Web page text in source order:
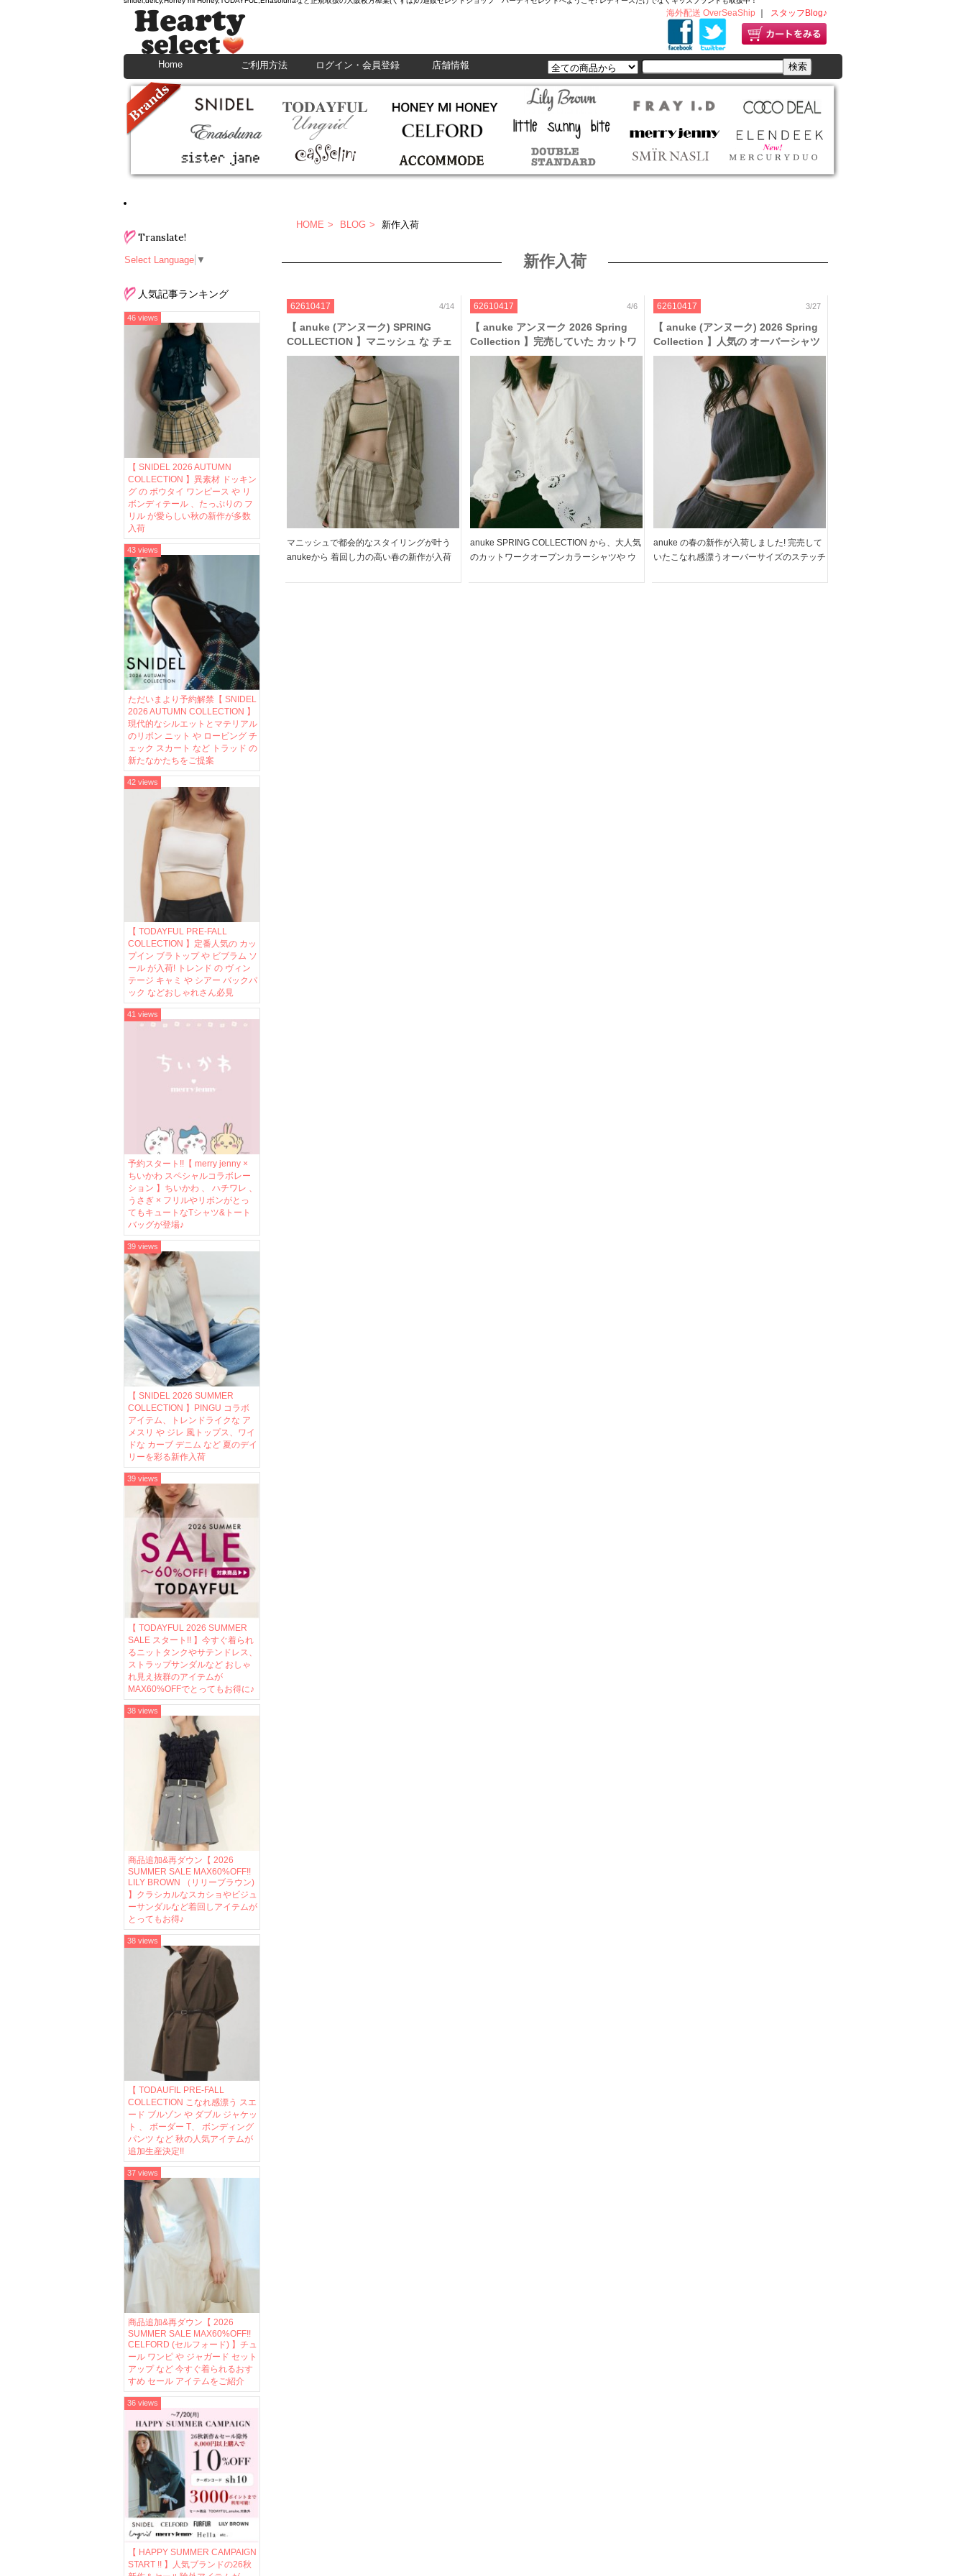
海外配送 OverSeaShip スタッフBlog♪
Home ご利用方法 ログイン・会員登録 店舗情報
Translate!
Select Language ▼
人気記事ランキング
【 SNIDEL 2026 AUTUMN
COLLECTION 】異素材 ドッキン
グ の ボウタイ ワンピース や リ
ボンディテール 、たっぷりの フ
リル が愛らしい秋の新作が多数
入荷
46 views
ただいまより予約解禁【 SNIDEL
2026 AUTUMN COLLECTION 】
現代的なシルエットとマテリアル
のリボン ニット や ロービング チ
ェック スカート など トラッド の
新たなかたちをご提案
43 views
【 TODAYFUL PRE-FALL
COLLECTION 】定番人気の カッ
プイン ブラトップ や ビブラム ソ
ール が入荷! トレンド の ヴィン
テージ キャミ や シアー バックパ
ック などおしゃれさん必見
42 views
予約スタート!!【 merry jenny ×
ちいかわ スペシャルコラボレー
ション 】ちいかわ 、 ハチワレ 、
うさぎ × フリルやリボンがとっ
てもキュートなTシャツ&トート
バッグが登場♪
41 views
【 SNIDEL 2026 SUMMER
COLLECTION 】PINGU コラボ
アイテム、トレンドライクな ア
メスリ や ジレ 風トップス、ワイ
ドな カーブ デニム など 夏のデイ
リーを彩る新作入荷
39 views
【 TODAYFUL 2026 SUMMER
SALE スタート!! 】今すぐ着られ
るニットタンクやサテンドレス、
ストラップサンダルなど おしゃ
れ見え抜群のアイテムが
MAX60%OFFでとってもお得に♪
39 views
商品追加&再ダウン【 2026
SUMMER SALE MAX60%OFF!!
LILY BROWN （リリーブラウン)
】クラシカルなスカショやビジュ
ーサンダルなど着回しアイテムが
とってもお得♪
38 views
【 TODAUFIL PRE-FALL
COLLECTION こなれ感漂う スエ
ード ブルゾン や ダブル ジャケッ
ト 、 ボーダー T、 ボンディング
パンツ など 秋の人気アイテムが
追加生産決定!!
38 views
商品追加&再ダウン【 2026
SUMMER SALE MAX60%OFF!!
CELFORD (セルフォード) 】チュ
ール ワンピ や ジャガード セット
アップ など 今すぐ着られるおす
すめ セール アイテムをご紹介
37 views
【 HAPPY SUMMER CAMPAIGN
START !! 】人気ブランドの26秋
36 views
HOME BLOG 新作入荷
新作入荷
62610417 4/14
【 anuke (アンヌーク) SPRING
COLLECTION 】マニッシュ な チェ
ック柄 セットアップ や シアー感がお
しゃれな オーバー Tシャツ、リネン
シリーズなど新作をご紹介♪
マニッシュで都会的なスタイリングが叶う
anukeから 着回し力の高い春の新作が入荷
ダブルタックパンツは 他とかぶらないニュ
62610417 4/6
【 anuke アンヌーク 2026 Spring
Collection 】完売していた カットワ
ーク シャツ や ウエスト デザイン デ
ニム が追加決定!!春新作の ステッチ
シャツ や マタニティ スカート も再入
anuke SPRING COLLECTION から、大人気
のカットワークオープンカラーシャツや ウ
フなスウェットパンツが追加決定!! 完売して
62610417 3/27
【 anuke (アンヌーク) 2026 Spring
Collection 】人気の オーバーシャツ
が再入荷! ストライプ の リネン セッ
トアップ など、今日だけ1000円OFF
の春新作をお見逃しなく◎
anuke の春の新作が入荷しました! 完売して
いたこなれ感漂うオーバーサイズのステッチ
プインブラトップなど デイリーに活躍する